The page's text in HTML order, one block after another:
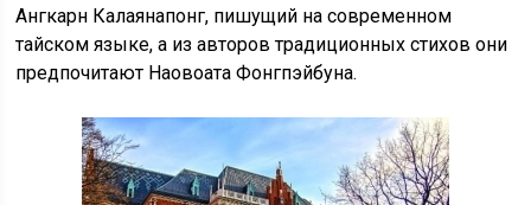
Ангкарн Калаянапонг, пишущий на современном
тайском языке, а из авторов традиционных стихов они
предпочитают Наовоата Фонгпэйбуна.